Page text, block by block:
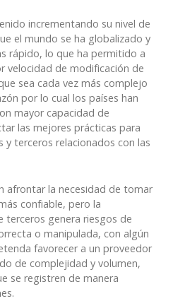
incrementando su nivel de
el mundo se ha globalizado y
rápido, lo que ha permitido a
velocidad de modificación de
sea cada vez más complejo
por lo cual los países han
mayor capacidad de
las mejores prácticas para
terceros relacionados con las
afrontar la necesidad de tomar
confiable, pero la
terceros genera riesgos de
o manipulada, con algún
favorecer a un proveedor
de complejidad y volumen,
se registren de manera